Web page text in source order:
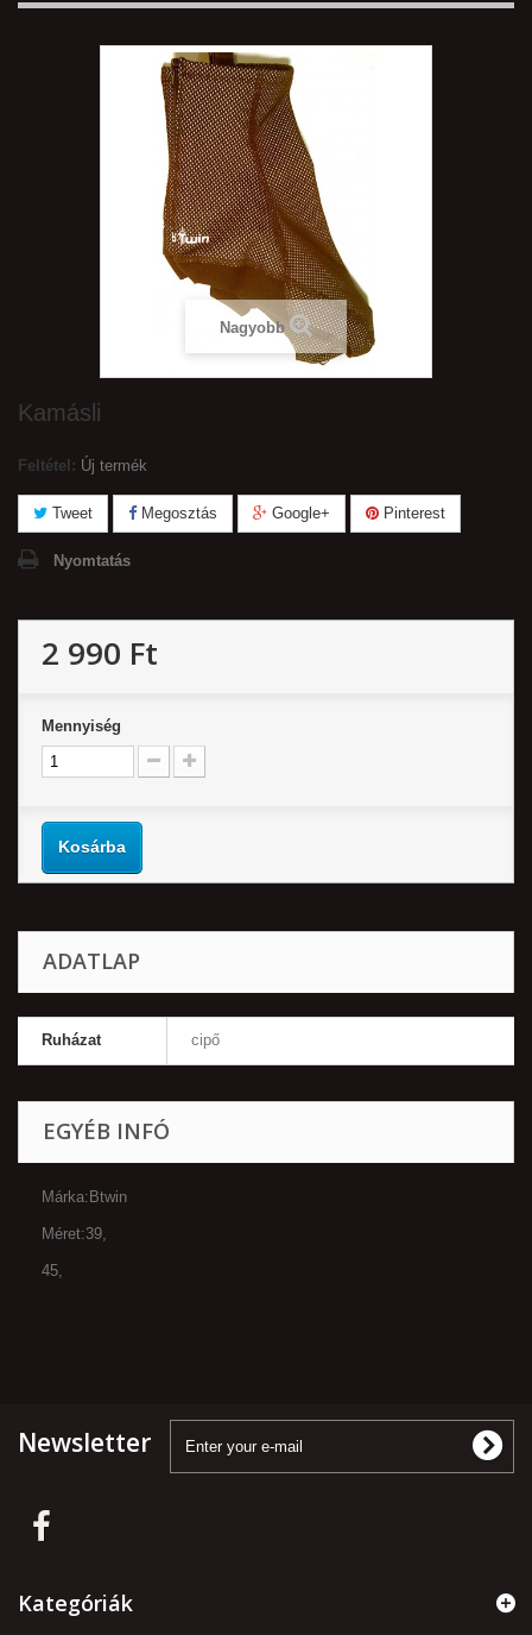
Nagyobb
Kamásli
Feltétel: Új termék
Tweet Megosztás Google+ Pinterest
Nyomtatás
2 990 Ft‎
Mennyiség
Kosárba
ADATLAP
Ruházat cipő
EGYÉB INFÓ
Márka:Btwin
Méret:39,
45,
Newsletter
Kategóriák